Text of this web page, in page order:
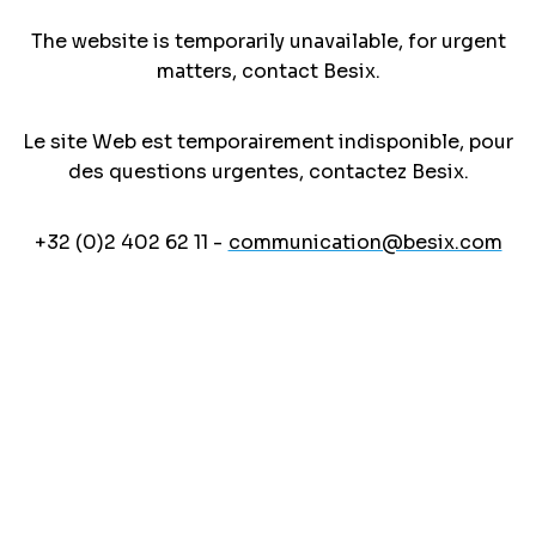
The website is temporarily unavailable, for urgent
matters, contact Besix.
Le site Web est temporairement indisponible, pour
des questions urgentes, contactez Besix.
+32 (0)2 402 62 11 - communication@besix.com